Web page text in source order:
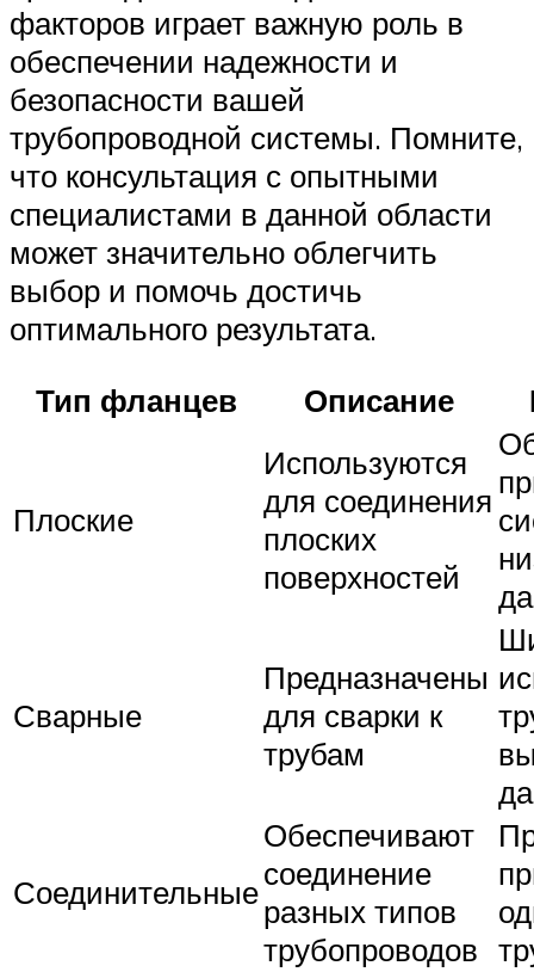
факторов играет важную роль в
обеспечении надежности и
безопасности вашей
трубопроводной системы. Помните,
что консультация с опытными
специалистами в данной области
может значительно облегчить
выбор и помочь достичь
оптимального результата.
Тип фланцев
Описание
Плоские
Используются
для соединения
плоских
поверхностей
Сварные
Предназначены
для сварки к
трубам
Соединительные
Обеспечивают
соединение
разных типов
трубопроводов